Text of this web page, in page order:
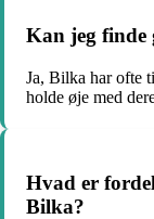
Kan jeg finde
Ja, Bilka har ofte
holde øje med
Hvad er
Bilka?